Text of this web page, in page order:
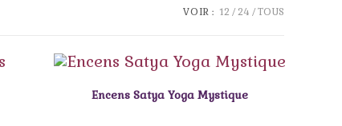
VOIR : 12 24 TOUS
Encens Satya Yoga Mystique